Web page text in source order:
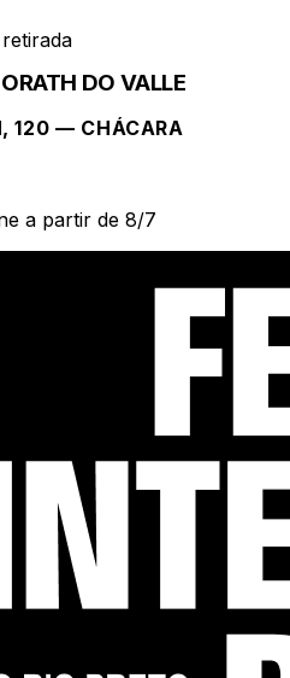
DO VALLE
120 — CHÁCARA
a partir de 8/7